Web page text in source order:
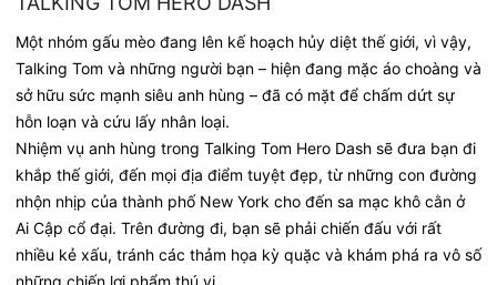
Một nhóm gấu mèo đang lên kế hoạch hủy diệt thế giới, vì vậy,
Talking Tom và những người bạn – hiện đang mặc áo choàng và
sở hữu sức mạnh siêu anh hùng – đã có mặt để chấm dứt sự
hỗn loạn và cứu lấy nhân loại.
Nhiệm vụ anh hùng trong Talking Tom Hero Dash sẽ đưa bạn đi
khắp thế giới, đến mọi địa điểm tuyệt đẹp, từ những con đường
nhộn nhịp của thành phố New York cho đến sa mạc khô cằn ở
Ai Cập cổ đại. Trên đường đi, bạn sẽ phải chiến đấu với rất
nhiều kẻ xấu, tránh các thảm họa kỳ quặc và khám phá ra vô số
những chiến lợi phẩm thú vị.